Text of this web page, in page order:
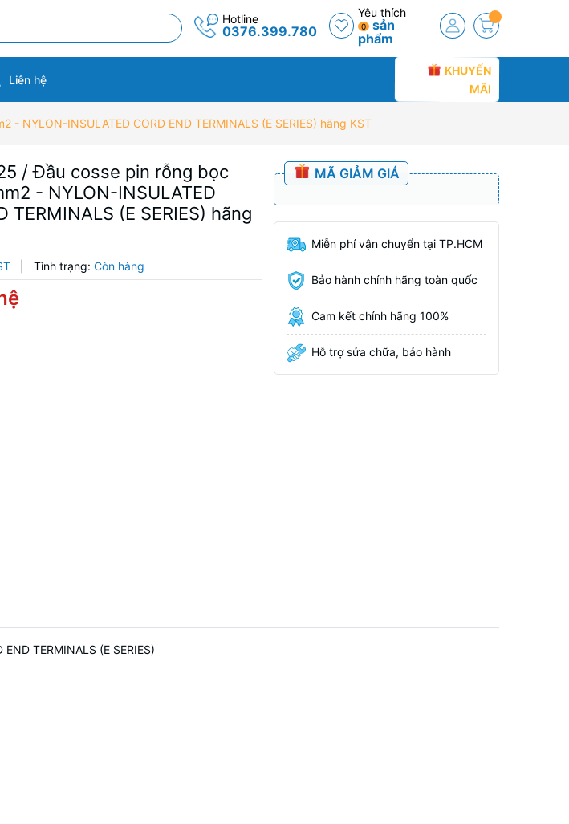
Hotline
0376.399.780
Yêu thích
0
sản
phẩm
Liên hệ
KHUYẾN
MÃI
NYLON-INSULATED CORD END TERMINALS (E SERIES) hãng KST
/ Đầu cosse pin rỗng bọc
- NYLON-INSULATED
TERMINALS (E SERIES) hãng
Tình trạng: Còn hàng
MÃ GIẢM GIÁ
Miễn phí vận chuyển tại TP.HCM
Bảo hành chính hãng toàn quốc
Cam kết chính hãng 100%
Hỗ trợ sửa chữa, bảo hành
TERMINALS (E SERIES)